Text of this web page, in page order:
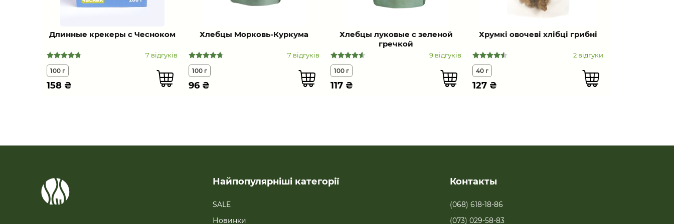
Длинные крекеры с Чесноком
7 відгуків
100 г
158 ₴
Хлебцы Морковь-Куркума
7 відгуків
100 г
96 ₴
Хлебцы луковые с зеленой
гречкой
9 відгуків
100 г
117 ₴
Хрумкі овочеві хлібці грибні
2 відгуки
40 г
127 ₴
Найпопулярніші категорії
SALE
Новинки
Контакты
(068) 618-18-86
(073) 029-58-83